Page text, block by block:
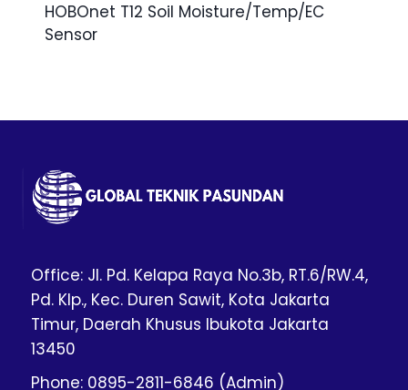
HOBOnet T12 Soil Moisture/Temp/EC
Sensor
Office: Jl. Pd. Kelapa Raya No.3b, RT.6/RW.4,
Pd. Klp., Kec. Duren Sawit, Kota Jakarta
Timur, Daerah Khusus Ibukota Jakarta
13450
Phone: 0895-2811-6846 (Admin)